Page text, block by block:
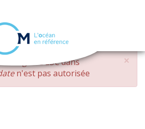
navigation
×
changed DESCdans
n'est pas autorisée